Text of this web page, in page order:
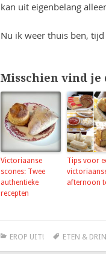
kan uit eigenbelang
Nu ik weer thuis ben,
Misschien vind je
Victoriaanse
scones: Twee
authentieke
recepten
Tips voor
afternoon
EROP UIT! ETEN &